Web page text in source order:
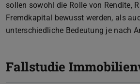
sollen sowohl die Rolle von Rendite,
Fremdkapital bewusst werden, als
unterschiedliche Bedeutung je nach
Fallstudie